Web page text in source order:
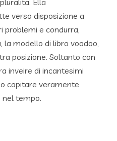
Ella
verso disposizione a
problemi e condurra,
la modello di libro voodoo,
posizione. Soltanto con
inveire di incantesimi
capitare veramente
nel tempo.